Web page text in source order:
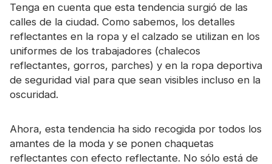
Certificado
Catalogar
Vídeo
Contacto
Tenga en cuenta que esta tendencia surgió de las
calles de la ciudad. Como sabemos, los detalles
reflectantes en la ropa y el calzado se utilizan en los
uniformes de los trabajadores (chalecos
reflectantes, gorros, parches) y en la ropa deportiva
de seguridad vial para que sean visibles incluso en la
oscuridad.
Ahora, esta tendencia ha sido recogida por todos los
amantes de la moda y se ponen chaquetas
reflectantes con efecto reflectante. No sólo está de